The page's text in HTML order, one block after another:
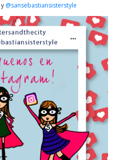
y @sansebastiansisterstyle